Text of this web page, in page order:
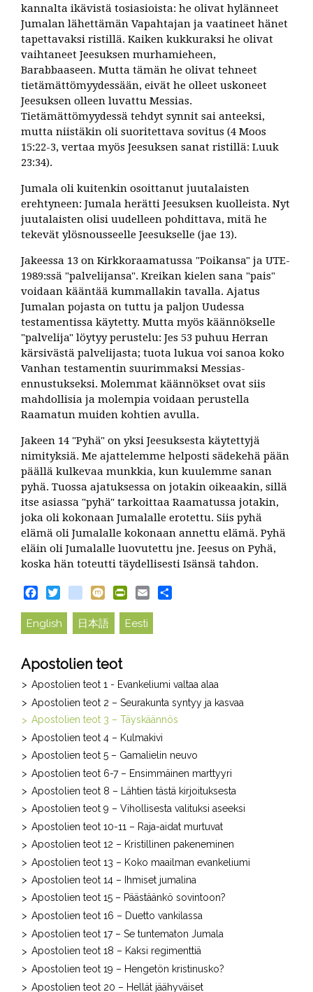
kannalta ikävistä tosiasioista: he olivat hylänneet
Jumalan lähettämän Vapahtajan ja vaatineet hänet
tapettavaksi ristillä. Kaiken kukkuraksi he olivat
vaihtaneet Jeesuksen murhamieheen,
Barabbaaseen. Mutta tämän he olivat tehneet
tietämättömyydessään, eivät he olleet uskoneet
Jeesuksen olleen luvattu Messias.
Tietämättömyydessä tehdyt synnit sai anteeksi,
mutta niistäkin oli suoritettava sovitus (4 Moos
15:22-3, vertaa myös Jeesuksen sanat ristillä: Luuk
23:34).
Jumala oli kuitenkin osoittanut juutalaisten
erehtyneen: Jumala herätti Jeesuksen kuolleista. Nyt
juutalaisten olisi uudelleen pohdittava, mitä he
tekevät ylösnousseelle Jeesukselle (jae 13).
Jakeessa 13 on Kirkkoraamatussa "Poikansa" ja UTE-
1989:ssä "palvelijansa". Kreikan kielen sana "pais"
voidaan kääntää kummallakin tavalla. Ajatus
Jumalan pojasta on tuttu ja paljon Uudessa
testamentissa käytetty. Mutta myös käännökselle
"palvelija" löytyy perustelu: Jes 53 puhuu Herran
kärsivästä palvelijasta; tuota lukua voi sanoa koko
Vanhan testamentin suurimmaksi Messias-
ennustukseksi. Molemmat käännökset ovat siis
mahdollisia ja molempia voidaan perustella
Raamatun muiden kohtien avulla.
Jakeen 14 "Pyhä" on yksi Jeesuksesta käytettyjä
nimityksiä. Me ajattelemme helposti sädekehä pään
päällä kulkevaa munkkia, kun kuulemme sanan
pyhä. Tuossa ajatuksessa on jotakin oikeaakin, sillä
itse asiassa "pyhä" tarkoittaa Raamatussa jotakin,
joka oli kokonaan Jumalalle erotettu. Siis pyhä
elämä oli Jumalalle kokonaan annettu elämä. Pyhä
eläin oli Jumalalle luovutettu jne. Jeesus on Pyhä,
koska hän toteutti täydellisesti Isänsä tahdon.
FacebookTwitterblogger_post
Mixi PrintFriendly
Email
English 日本語 Eesti
Apostolien teot
Apostolien teot 1 - Evankeliumi valtaa alaa
Apostolien teot 2 – Seurakunta syntyy ja kasvaa
Apostolien teot 3 – Täyskäännös
Apostolien teot 4 – Kulmakivi
Apostolien teot 5 – Gamalielin neuvo
Apostolien teot 6-7 – Ensimmäinen marttyyri
Apostolien teot 8 – Lähtien tästä kirjoituksesta
Apostolien teot 9 – Vihollisesta valituksi aseeksi
Apostolien teot 10-11 – Raja-aidat murtuvat
Apostolien teot 12 – Kristillinen pakeneminen
Apostolien teot 13 – Koko maailman evankeliumi
Apostolien teot 14 – Ihmiset jumalina
Apostolien teot 15 – Päästäänkö sovintoon?
Apostolien teot 16 – Duetto vankilassa
Apostolien teot 17 – Se tuntematon Jumala
Apostolien teot 18 – Kaksi regimenttiä
Apostolien teot 19 – Hengetön kristinusko?
Apostolien teot 20 – Hellät jäähyväiset